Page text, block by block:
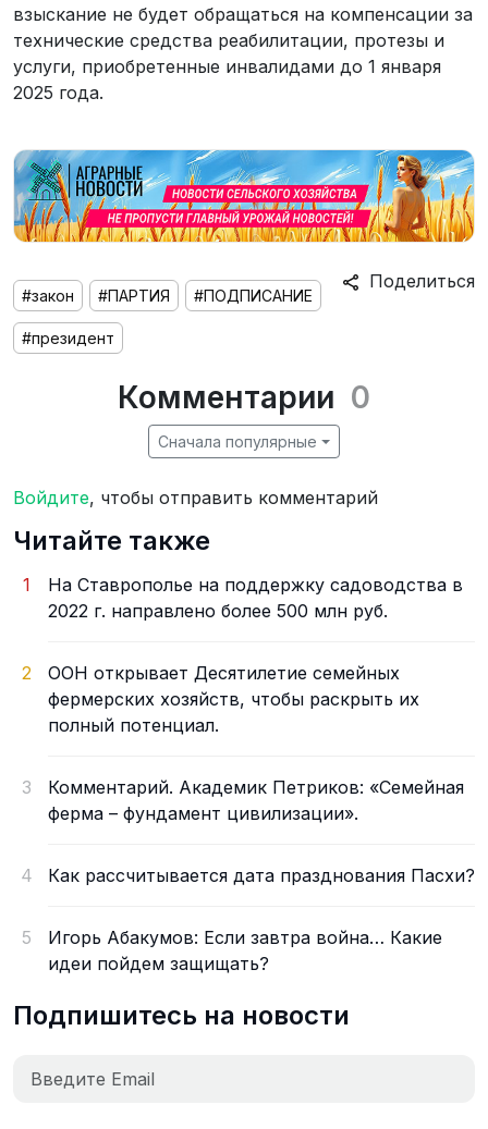
взыскание не будет обращаться на компенсации за
технические средства реабилитации, протезы и
услуги, приобретенные инвалидами до 1 января
2025 года.
Поделиться
#закон #ПАРТИЯ #ПОДПИСАНИЕ
#президент
Комментарии 0
Сначала популярные
Войдите, чтобы отправить комментарий
Читайте также
1
На Ставрополье на поддержку садоводства в
2022 г. направлено более 500 млн руб.
2
ООН открывает Десятилетие семейных
фермерских хозяйств, чтобы раскрыть их
полный потенциал.
3
Комментарий. Академик Петриков: «Семейная
ферма – фундамент цивилизации».
4 Как рассчитывается дата празднования Пасхи?
5
Игорь Абакумов: Если завтра война… Какие
идеи пойдем защищать?
Подпишитесь на новости